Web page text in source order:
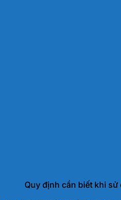
Quy định cần biết khi